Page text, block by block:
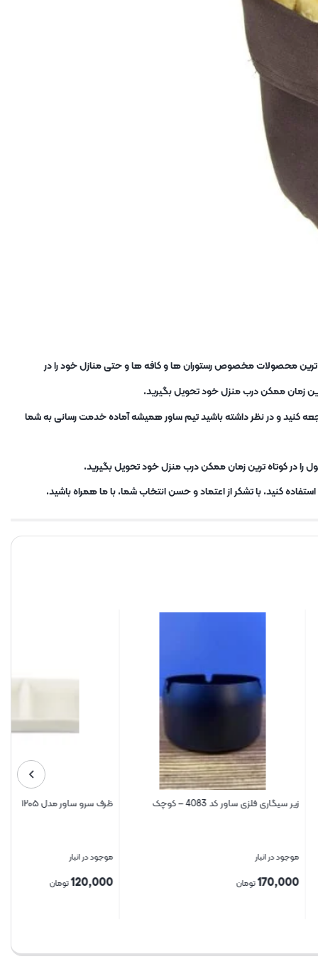
ترین محصولات مخصوص رستوران ها و کافه ها و حتی منازل خود را در
زمان ممکن درب منزل خود تحویل بگیرید.
فروشگاه در آدرس : تهران، میدان شوش، پاساژ نور، آسانسور 9 و 11، طبقه سوم مراجعه کنید و در نظر داشته باشید تیم ساور همیشه آماده خدمت رسانی به شما
را در کوتاه ترین زمان ممکن درب منزل خود تحویل بگیرید.
کنید. با تشکر از اعتماد و حسن انتخاب شما. با ما همراه باشید.
4083 – کوچک ظرف سرو ساور مدل ۱۲۰۵